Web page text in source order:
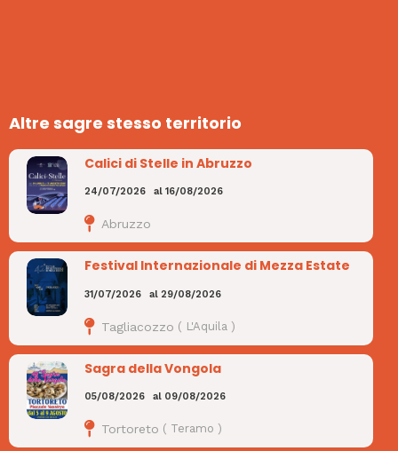
Altre sagre stesso territorio
Calici di Stelle in Abruzzo
24/07/2026 al16/08/2026
Abruzzo
Festival Internazionale di Mezza Estate
31/07/2026 al 29/08/2026
Tagliacozzo ( L'Aquila )
Sagra della Vongola
05/08/2026 al 09/08/2026
Tortoreto ( Teramo )